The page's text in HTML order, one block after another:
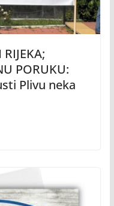
PORUKU:
Plivu neka